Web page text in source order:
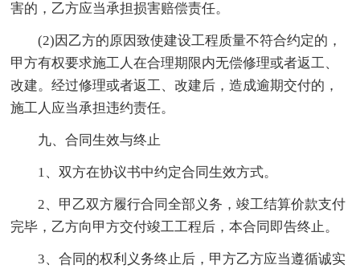
害的，乙方应当承担损害赔偿责任。
(2)因乙方的原因致使建设工程质量不符合约定的，
甲方有权要求施工人在合理期限内无偿修理或者返工、
改建。经过修理或者返工、改建后，造成逾期交付的，
施工人应当承担违约责任。
九、合同生效与终止
1、双方在协议书中约定合同生效方式。
2、甲乙双方履行合同全部义务，竣工结算价款支付
完毕，乙方向甲方交付竣工工程后，本合同即告终止。
3、合同的权利义务终止后，甲方乙方应当遵循诚实